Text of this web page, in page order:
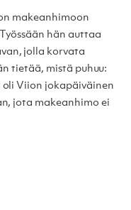
makeanhimoon
hän auttaa
jolla korvata
tietää, mistä puhuu:
oli Viion jokapäiväinen
jota makeanhimo ei